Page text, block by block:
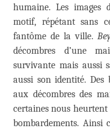
humaine. Les images
motif, répétant sans
fantôme de la ville.
décombres d’une
survivante mais aussi
aussi son identité. Des
aux décombres des
certaines nous
bombardements. Ainsi